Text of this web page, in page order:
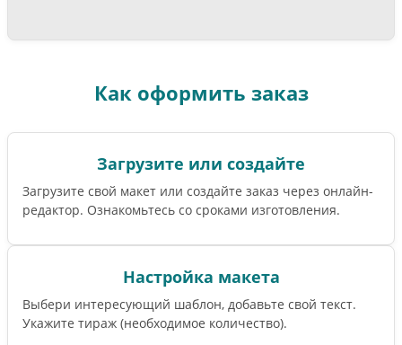
Как оформить заказ
Загрузите или создайте
Загрузите свой макет или создайте заказ через онлайн-
редактор. Ознакомьтесь со сроками изготовления.
Настройка макета
Выбери интересующий шаблон, добавьте свой текст.
Укажите тираж (необходимое количество).